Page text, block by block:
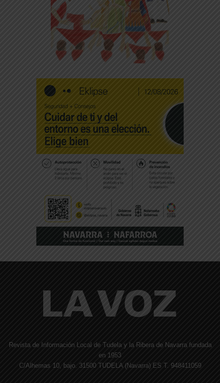
Revista de Información Local de Tudela y la Ribera de Navarra fundada
en 1953
C/Alhemas 10, bajo. 31500 TUDELA (Navarra) ES T. 948411059